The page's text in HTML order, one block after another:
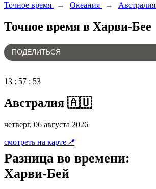
Точное время
→ Океания → Австралия
Точное время в Харви-Бее
ПОДЕЛИТЬСЯ
13 : 57 : 53
Австралия 🇦🇺
четверг, 06 августа 2026
смотреть на карте 📍
Разница во времени:
Харви-Бей